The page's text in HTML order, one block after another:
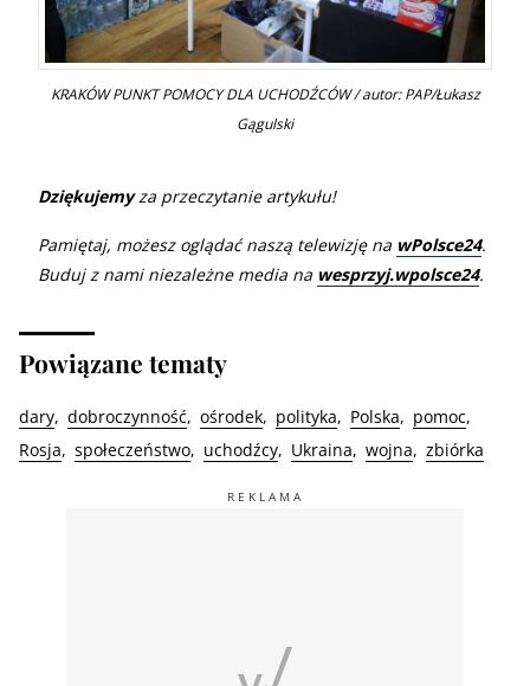
KRAKÓW PUNKT POMOCY DLA UCHODŹCÓW / autor: PAP/Łukasz
Gągulski
Dziękujemyza przeczytanie artykułu!
Pamiętaj, możesz oglądać naszą telewizję na wPolsce24.
Buduj z nami niezależne media na wesprzyj.wpolsce24.
Powiązane tematy
dary dobroczynność ośrodek polityka Polska
pomoc
Rosja
społeczeństwo uchodźcy Ukraina wojna zbiórka